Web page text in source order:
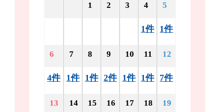
1 2 3 4
1件
5
1件
6
4件
7
1件
8
1件
9
2件
10
1件
11
1件
12
7件
13 14 15 16 17 18 19